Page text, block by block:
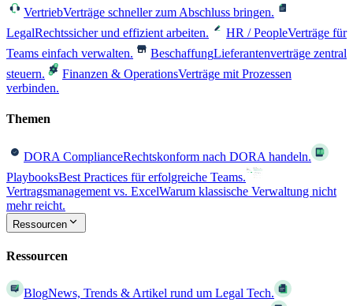
VertriebVerträge schneller zum Abschluss bringen.
LegalRechtssicher und effizient arbeiten. HR / PeopleVerträge für
Teams einfach verwalten.
BeschaffungLieferantenverträge zentral
steuern.
Finanzen & OperationsVerträge mit Prozessen
verbinden.
Themen
DORA ComplianceRechtskonform nach DORA handeln.
PlaybooksBest Practices für erfolgreiche Teams.
Vertragsmanagement vs. ExcelWarum klassische Verwaltung nicht
mehr reicht.
Ressourcen
Ressourcen
BlogNews, Trends & Artikel rund um Legal Tech.